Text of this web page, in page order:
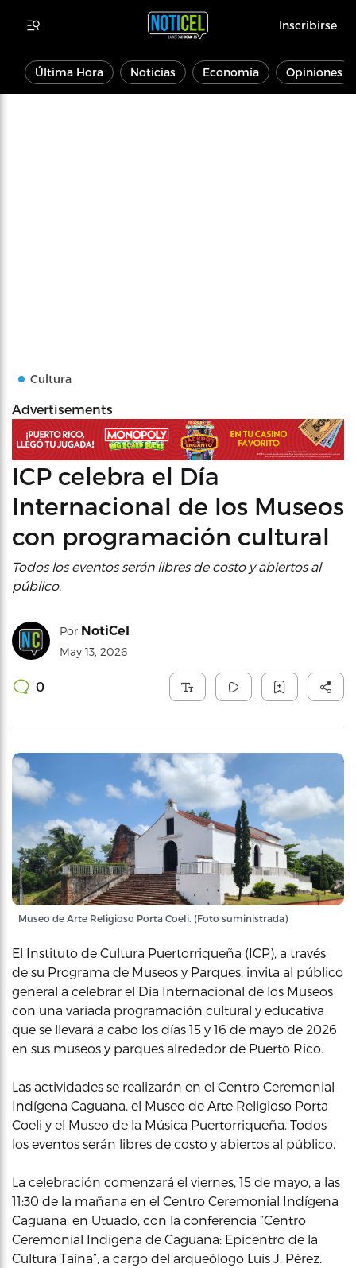
Inscribirse
Última Hora Noticias Economía Opiniones
Cultura
Advertisements
ICP celebra el Día
Internacional de los Museos
con programación cultural
Todos los eventos serán libres de costo y abiertos al
público.
Por NotiCel
May 13, 2026
0
Museo de Arte Religioso Porta Coeli. (Foto suministrada)
El Instituto de Cultura Puertorriqueña (ICP), a través
de su Programa de Museos y Parques, invita al público
general a celebrar el Día Internacional de los Museos
con una variada programación cultural y educativa
que se llevará a cabo los días 15 y 16 de mayo de 2026
en sus museos y parques alrededor de Puerto Rico.
Las actividades se realizarán en el Centro Ceremonial
Indígena Caguana, el Museo de Arte Religioso Porta
Coeli y el Museo de la Música Puertorriqueña. Todos
los eventos serán libres de costo y abiertos al público.
La celebración comenzará el viernes, 15 de mayo, a las
11:30 de la mañana en el Centro Ceremonial Indígena
Caguana, en Utuado, con la conferencia “Centro
Ceremonial Indígena de Caguana: Epicentro de la
Cultura Taína”, a cargo del arqueólogo Luis J. Pérez.